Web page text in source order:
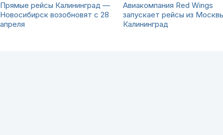
Прямые рейсы Калининград —
Новосибирск возобновят с 28
апреля
Авиакомпания Red Wings
запускает рейсы из
Калининград